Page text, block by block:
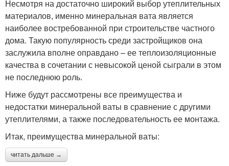
Несмотря на достаточно широкий выбор утеплительных
материалов, именно минеральная вата является
наиболее востребованной при строительстве частного
дома. Такую популярность среди застройщиков она
заслужила вполне оправдано – ее теплоизоляционные
качества в сочетании с невысокой ценой сыграли в этом
не последнюю роль.
Ниже будут рассмотрены все преимущества и
недостатки минеральной ваты в сравнение с другими
утеплителями, а также последовательность ее монтажа.
Итак, преимущества минеральной ваты:
читать дальше →